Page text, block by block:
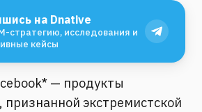
на Dnative
стратегию, исследования и
кейсы
— продукты
признанной экстремистской